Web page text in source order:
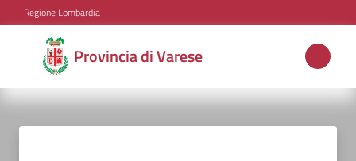
Vai al contenuto
Vai alla navigazione
Vai al footer
Regione Lombardia
Provincia di Varese
Provincia
di
Varese